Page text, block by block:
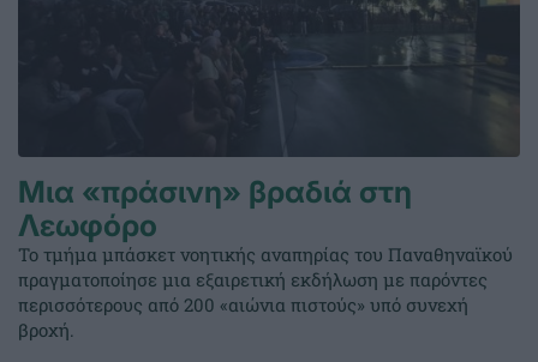
Μια «πράσινη» βραδιά στη
Λεωφόρο
Το τμήμα μπάσκετ νοητικής αναπηρίας του Παναθηναϊκού
πραγματοποίησε μια εξαιρετική εκδήλωση με παρόντες
περισσότερους από 200 «αιώνια πιστούς» υπό συνεχή
βροχή.